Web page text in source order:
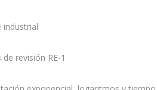
industrial
revisión RE-1